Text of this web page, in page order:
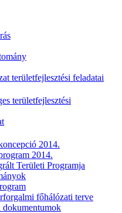
területfejlesztési feladatai
területfejlesztési
2014.
2014.
Területi Programja
főhálózati terve
dokumentumok